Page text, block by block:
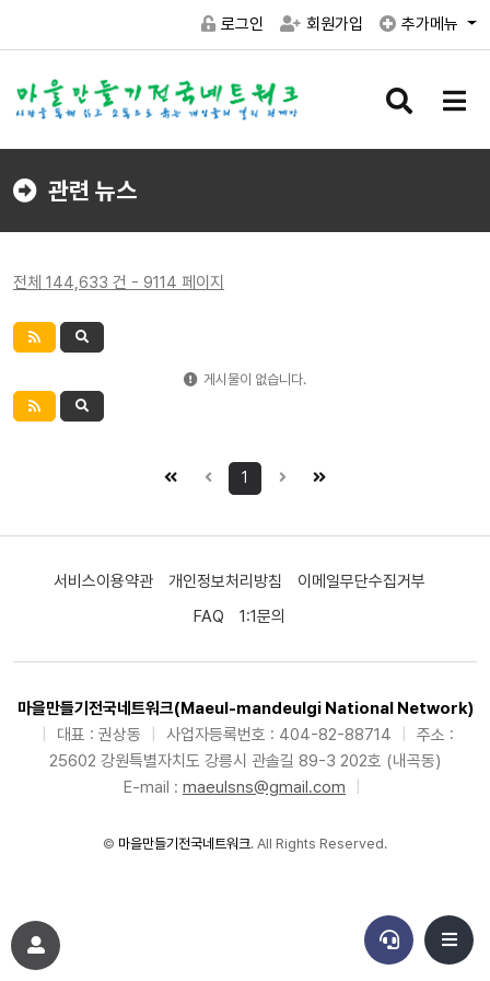
로그인 회원가입 추가메뉴
검
버
메
버
관련 뉴스
전체 144,633 건 - 9114 페이지
게시물이 없습니다.
1
서비스이용약관 개인정보처리방침
이메일무단수집거부
FAQ
1:1문의
마을만들기전국네트워크(Maeul-mandeulgi National Network)
대표 : 권상동 사업자등록번호 : 404-82-88714
주소 :
25602 강원특별자치도 강릉시 관솔길 89-3 202호 (내곡동)
E-mail : maeulsns@gmail.com
© 마을만들기전국네트워크. All Rights Reserved.